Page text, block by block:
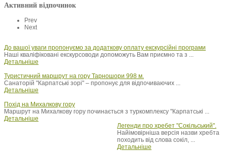
Активний відпочинок
Prev
Next
До вашої уваги пропонуємо за додаткову оплату екскурсійні програми
Наші кваліфіковані екскурсоводи допоможуть Вам приємно та з ...
Детальніше
Туристичний маршрут на гору Тарношори 998 м.
Санаторій "Карпатські зорі" – пропонує для відпочиваючих ...
Детальніше
Похід на Михалкову гору
Маршрут на Михалкову гору починається з туркомплексу "Карпатські ...
Детальніше
Легенди про хребет "Сокільський".
Найімовірніша версія назви хребта
походить від слова сокіл, ...
Детальніше